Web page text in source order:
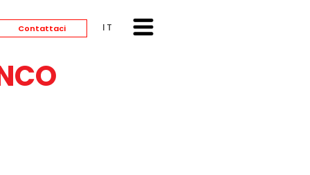
Contattaci ITALIANO